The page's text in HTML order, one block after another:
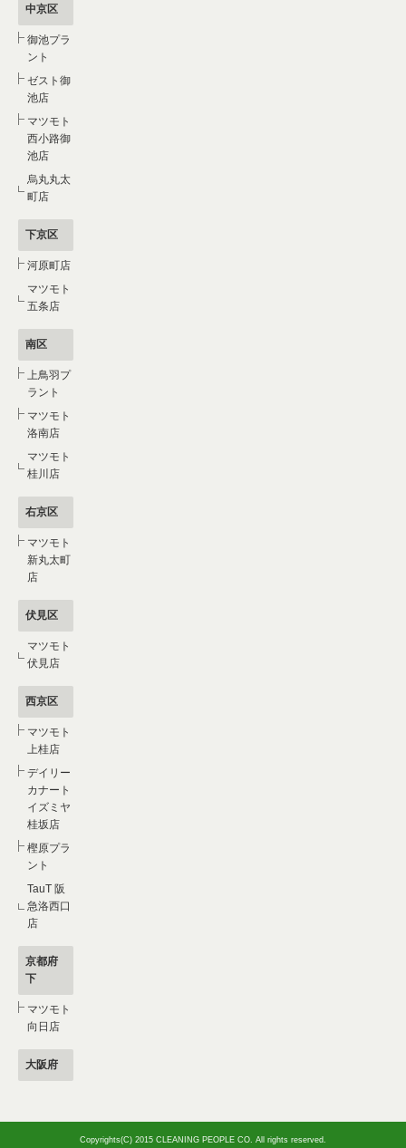
中京区
御池プラ
ント
ゼスト御
池店
マツモト
西小路御
池店
烏丸丸太
町店
下京区
河原町店
マツモト
五条店
南区
上鳥羽プ
ラント
マツモト
洛南店
マツモト
桂川店
右京区
マツモト
新丸太町
店
伏見区
マツモト
伏見店
西京区
マツモト
上桂店
デイリー
カナート
イズミヤ
桂坂店
樫原プラ
ント
TauT 阪
急洛西口
店
京都府
下
マツモト
向日店
大阪府
Copyrights(C) 2015 CLEANING PEOPLE CO. All rights reserved.